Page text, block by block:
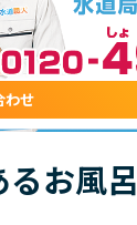
わせ
るお風呂